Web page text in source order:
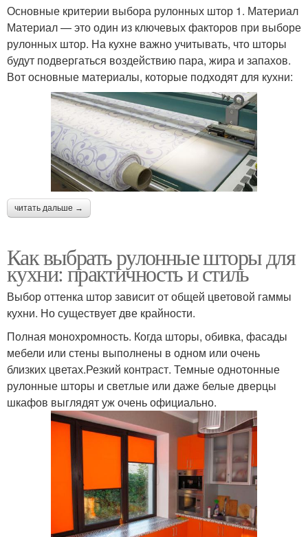
Основные критерии выбора рулонных штор 1. Материал
Материал — это один из ключевых факторов при выборе
рулонных штор. На кухне важно учитывать, что шторы
будут подвергаться воздействию пара, жира и запахов.
Вот основные материалы, которые подходят для кухни:
читать дальше →
Как выбрать рулонные шторы для
кухни: практичность и стиль
Выбор оттенка штор зависит от общей цветовой гаммы
кухни. Но существует две крайности.
Полная монохромность. Когда шторы, обивка, фасады
мебели или стены выполнены в одном или очень
близких цветах.Резкий контраст. Темные однотонные
рулонные шторы и светлые или даже белые дверцы
шкафов выглядят уж очень официально.